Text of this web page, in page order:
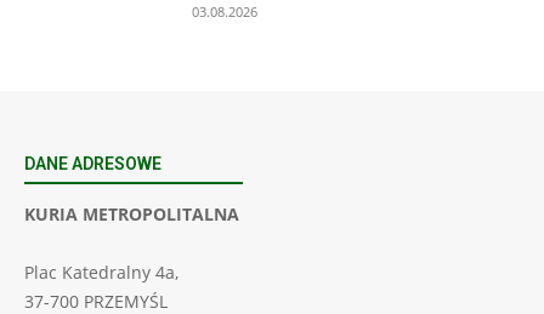
03.08.2026
DANE ADRESOWE
KURIA METROPOLITALNA
Plac Katedralny 4a,
37-700 PRZEMYŚL